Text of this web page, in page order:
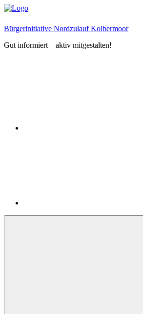
Zum
springen
Bürgerinitiative Nordzulauf Kolbermoor
Gut informiert – aktiv mitgestalten!